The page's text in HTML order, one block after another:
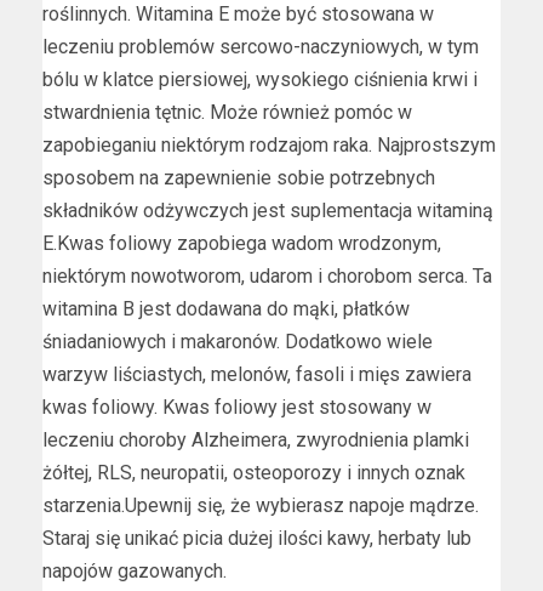
roślinnych. Witamina E może być stosowana w
leczeniu problemów sercowo-naczyniowych, w tym
bólu w klatce piersiowej, wysokiego ciśnienia krwi i
stwardnienia tętnic. Może również pomóc w
zapobieganiu niektórym rodzajom raka. Najprostszym
sposobem na zapewnienie sobie potrzebnych
składników odżywczych jest suplementacja witaminą
E.Kwas foliowy zapobiega wadom wrodzonym,
niektórym nowotworom, udarom i chorobom serca. Ta
witamina B jest dodawana do mąki, płatków
śniadaniowych i makaronów. Dodatkowo wiele
warzyw liściastych, melonów, fasoli i mięs zawiera
kwas foliowy. Kwas foliowy jest stosowany w
leczeniu choroby Alzheimera, zwyrodnienia plamki
żółtej, RLS, neuropatii, osteoporozy i innych oznak
starzenia.Upewnij się, że wybierasz napoje mądrze.
Staraj się unikać picia dużej ilości kawy, herbaty lub
napojów gazowanych.